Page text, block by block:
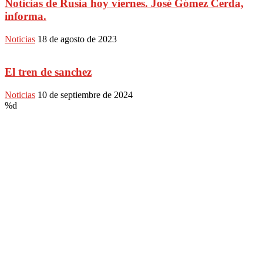
Noticias de Rusia hoy viernes. José Gómez Cerda,
informa.
Noticias 18 de agosto de 2023
El tren de sanchez
Noticias 10 de septiembre de 2024
%d